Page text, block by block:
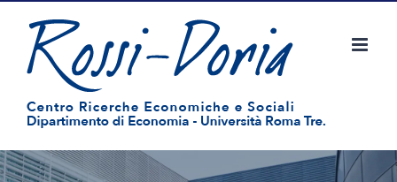
contenuto